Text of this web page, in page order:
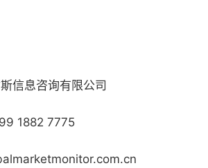
信息咨询有限公司
1882 7775